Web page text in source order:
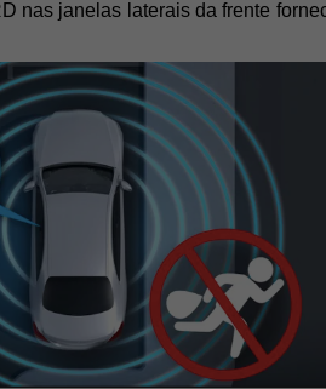
nas janelas laterais da frente